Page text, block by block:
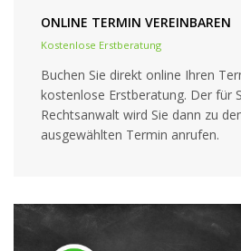
ONLINE TERMIN VEREINBAREN
Kostenlose Erstberatung
Buchen Sie direkt online Ihren
kostenlose Erstberatung. Der für
Rechtsanwalt wird Sie dann zu
ausgewählten Termin anrufen.